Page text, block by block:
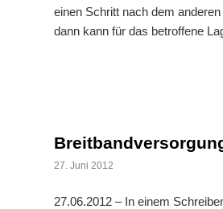
einen Schritt nach dem
dann kann für das betroffene
27. Juni 2012
27.06.2012 – In einem